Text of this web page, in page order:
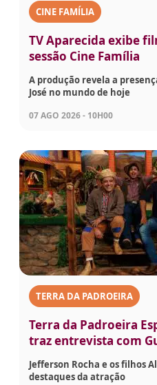
CINE FAMÍLIA
TV Aparecida exibe
sessão Cine Família
A produção revela a
José no mundo de hoje
07 AGO 2026 - 10H00
TERRA DA PADROEIRA
Terra da Padroeira
traz entrevista com
Jefferson Rocha e os filhos
destaques da atração